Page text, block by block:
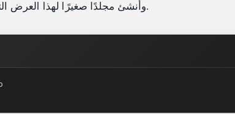
افتح الطرفية (Terminal) وأنشئ مجلدًا صغيرًا لهذا العرض التوضيحي.